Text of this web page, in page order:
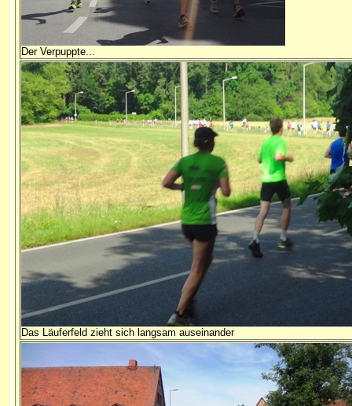
Der Verpuppte...
Das Läuferfeld zieht sich langsam auseinander